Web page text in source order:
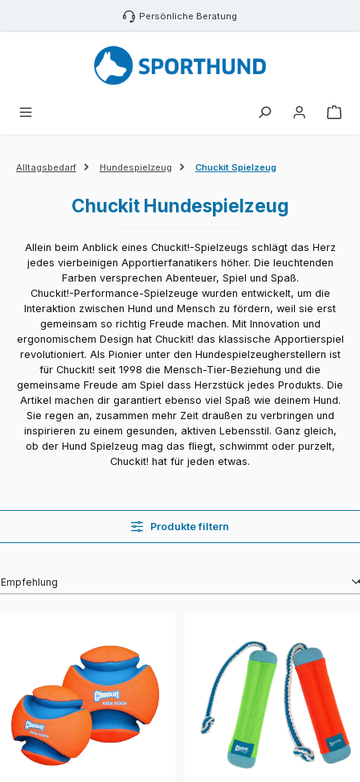
Zum Hauptinhalt springen Persönliche Beratung
Alltagsbedarf Hundespielzeug Chuckit Spielzeug
Chuckit Hundespielzeug
Allein beim Anblick eines Chuckit!-Spielzeugs schlägt das Herz
jedes vierbeinigen Apportierfanatikers höher. Die leuchtenden
Farben versprechen Abenteuer, Spiel und Spaß.
Chuckit!-Performance-Spielzeuge wurden entwickelt, um die
Interaktion zwischen Hund und Mensch zu fördern, weil sie erst
gemeinsam so richtig Freude machen. Mit Innovation und
ergonomischem Design hat Chuckit! das klassische Apportierspiel
revolutioniert. Als Pionier unter den Hundespielzeugherstellern ist
für Chuckit! seit 1998 die Mensch-Tier-Beziehung und die
gemeinsame Freude am Spiel dass Herzstück jedes Produkts. Die
Artikel machen dir garantiert ebenso viel Spaß wie deinem Hund.
Sie regen an, zusammen mehr Zeit draußen zu verbringen und
inspirieren zu einem gesunden, aktiven Lebensstil. Ganz gleich,
ob der Hund Spielzeug mag das fliegt, schwimmt oder purzelt,
Chuckit! hat für jeden etwas.
Produkte filtern